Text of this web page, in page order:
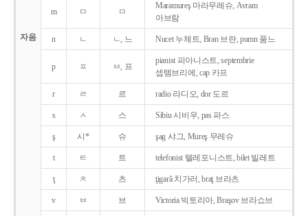
자음
m ㅁ ㅁ
Maramureş 마라무레슈, Avram
아브람
n ㄴ ㄴ, 느 Nucet 누체트, Bran 브란, pumn 품느
p ㅍ ㅂ, 프
pianist 피아니스트, septembrie
셉템브리에, cap 카프
r ㄹ 르 radio 라디오, dor 도르
s ㅅ 스 Sibiu 시비우, pas 파스
ş 시* 슈 şag 샤그, Mureş 무레슈
t ㅌ 트 telefonist 텔레포니스트, bilet 빌레트
ţ ㅊ 츠 ţigarǎ 치가러, braţ 브라츠
v ㅂ 브 Victoria 빅토리아, Braşov 브라쇼브